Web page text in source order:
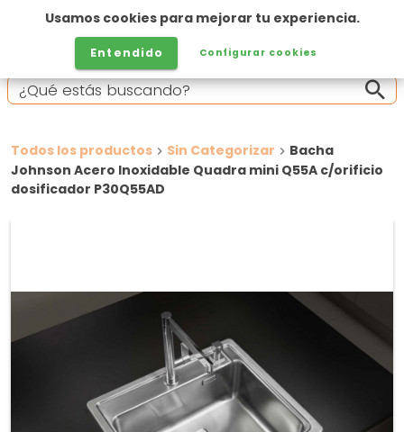
Todos los productos Sin Categorizar
Bacha
Johnson Acero Inoxidable Quadra mini Q55A c/orificio
dosificador P30Q55AD
Usamos cookies para mejorar tu experiencia.
Entendido Configurar cookies